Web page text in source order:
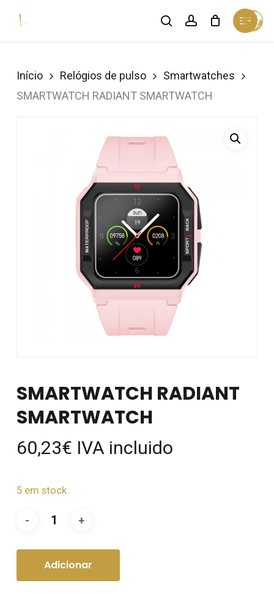
searchaccount
Menu
Close
Cart
Início Relógios de pulso
Smartwatches
SMARTWATCH RADIANT SMARTWATCH
SMARTWATCH RADIANT
SMARTWATCH
60,23€ IVA incluido
5 em stock
Adicionar